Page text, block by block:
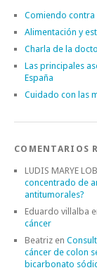
Comiendo
Alimentación y
Charla de la
Las principales
España
Cuidado con las
COMENTARIOS
LUDIS MARYE
concentrado de
antitumorales?
Eduardo villalba
cáncer
Beatriz en
cáncer de colon
bicarbonato